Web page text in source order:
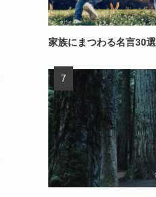
家族にまつわる名言30選